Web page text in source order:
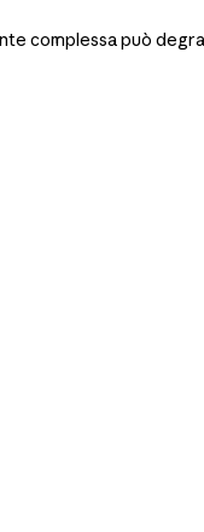
complessa può